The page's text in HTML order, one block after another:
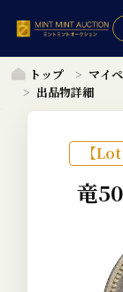
トップ マイ
出品物詳細
【
竜